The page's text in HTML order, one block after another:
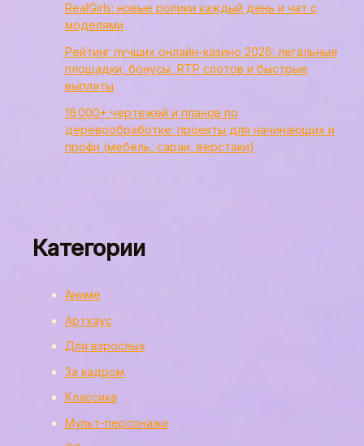
RealGirls: новые ролики каждый день и чат с
моделями
Рейтинг лучших онлайн-казино 2026: легальные
площадки, бонусы, RTP слотов и быстрые
выплаты
16 000+ чертежей и планов по
деревообработке: проекты для начинающих и
профи (мебель, сараи, верстаки)
Категории
Аниме
Артхаус
Для взрослых
За кадром
Классика
Мульт-персонажи